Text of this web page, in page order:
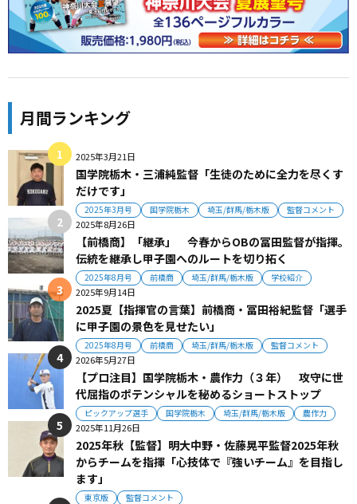
月間ランキング
2025年3月21日
国学院栃木・三浦純監督「生徒のために全力を尽くす
だけです」
2025年3月号 国学院栃木 埼玉/群馬/栃木版 監督コメント
2025年8月26日
【前橋商】「継承」 今春からOBの冨田監督が指揮。
伝統を継承し甲子園へのルートを切り拓く
2025年8月号 前橋商 埼玉/群馬/栃木版 学校紹介
2025年9月14日
2025夏【指揮官の言葉】前橋商・冨田裕紀監督「選手
に甲子園の景色を見せたい」
2025年8月号 前橋商 埼玉/群馬/栃木版 監督コメント
2026年5月27日
【プロ注目】国学院栃木・農作力（３年） 攻守に世
代屈指のポテンシャルを秘めるショートストップ
ピックアップ選手 国学院栃木 埼玉/群馬/栃木版 農作力
2025年11月26日
2025年秋【監督】明大中野・佐藤晃平監督2025年秋
からチームを指揮「心技体で『強いチーム』を目指し
ます」
東京版 監督コメント